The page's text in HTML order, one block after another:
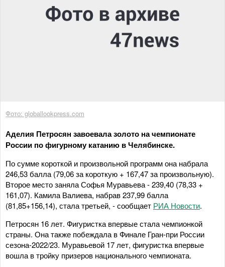
Фото: globallookpress.com
Аделия Петросян завоевала золото на чемпионате
России по фигурному катанию в Челябинске.
По сумме короткой и произвольной программ она набрала
246,53 балла (79,06 за короткую + 167,47 за произвольную).
Второе место заняла Софья Муравьева - 239,40 (78,33 +
161,07). Камила Валиева, набрав 237,99 балла
(81,85+156,14), стала третьей, - сообщает РИА Новости.
Петросян 16 лет. Фигуристка впервые стала чемпионкой
страны. Она также побеждала в Финале Гран-при России
сезона-2022/23. Муравьевой 17 лет, фигуристка впервые
вошла в тройку призеров национального чемпионата.